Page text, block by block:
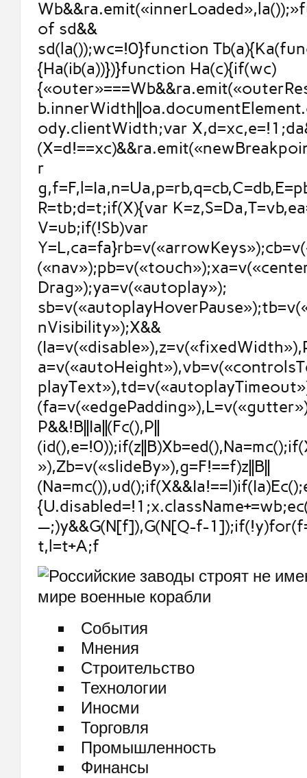
of sd&&
sd(la());wc=!0}function
{Ha(ib(a))})}function Ha(c){if(wc)
ody.clientWidth;var
r
R=tb;d=t;if(X){var
V=ub;if(!Sb)var
Drag»);ya=v(«autoplay»);
nVisibility»);X&&
P&&!B||Ia||(Fc(),P||
»),Zb=v(«slideBy»),g=F!==f)z||B||
—;)y&&G(N[f]),G(N[Q-f-
t,l=t+A;f
События
Мнения
Строительство
Технологии
Иносми
Торговля
Промышленность
Финансы